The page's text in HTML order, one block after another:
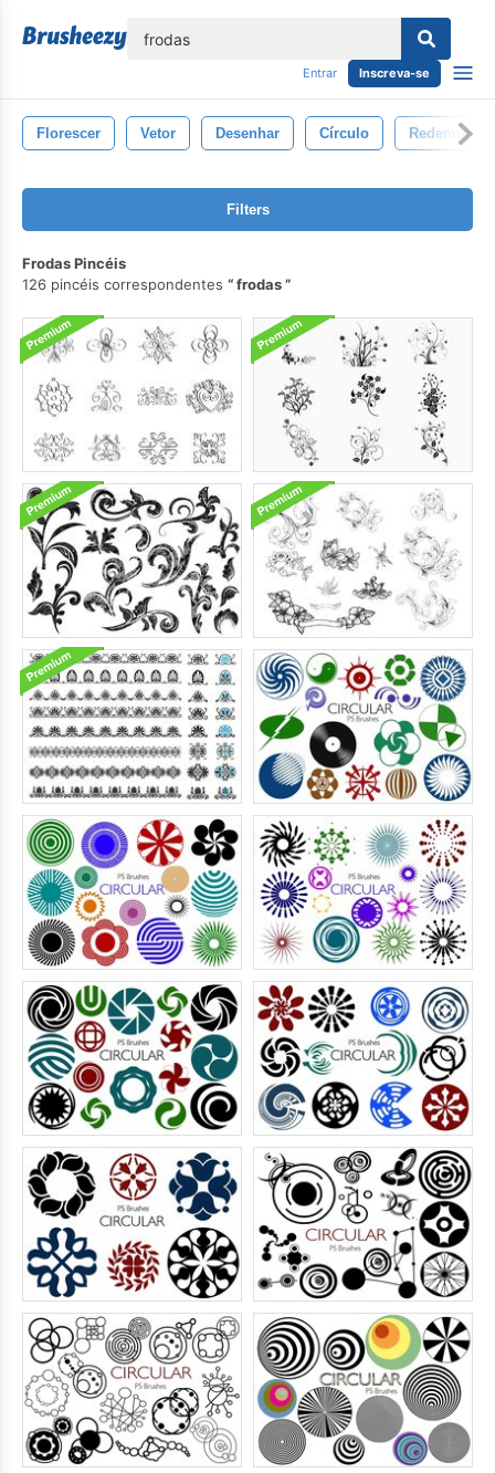
Entrar Inscreva-se
Florescer Vetor Desenhar Círculo Redemoinho
Filters
Frodas Pincéis
126 pincéis correspondentes
frodas